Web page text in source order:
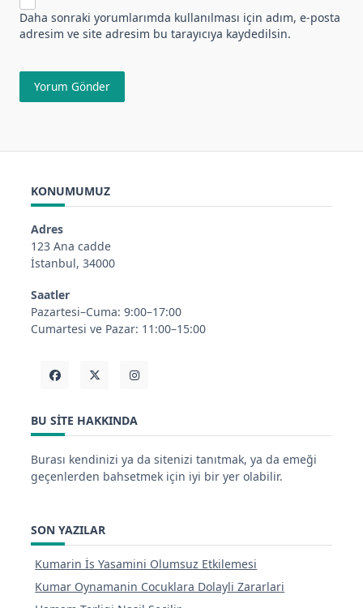
Daha sonraki yorumlarımda kullanılması için adım, e-posta
adresim ve site adresim bu tarayıcıya kaydedilsin.
KONUMUMUZ
Adres
123 Ana cadde
İstanbul, 34000
Saatler
Pazartesi–Cuma: 9:00–17:00
Cumartesi ve Pazar: 11:00–15:00
BU SITE HAKKINDA
Burası kendinizi ya da sitenizi tanıtmak, ya da emeği
geçenlerden bahsetmek için iyi bir yer olabilir.
SON YAZILAR
Kumarin İs Yasamini Olumsuz Etkilemesi
Kumar Oynamanin Cocuklara Dolayli Zararlari